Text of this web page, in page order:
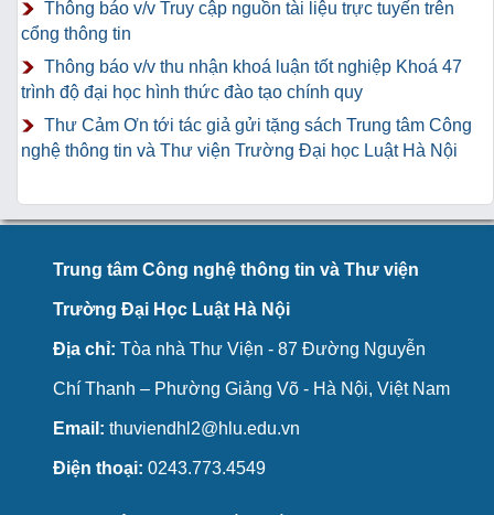
Thông báo v/v Truy cập nguồn tài liệu trực tuyến trên
cổng thông tin
Thông báo v/v thu nhận khoá luận tốt nghiệp Khoá 47
trình độ đại học hình thức đào tạo chính quy
Thư Cảm Ơn tới tác giả gửi tặng sách Trung tâm Công
nghệ thông tin và Thư viện Trường Đại học Luật Hà Nội
Trung tâm Công nghệ thông tin và Thư viện
Trường Đại Học Luật Hà Nội
Địa chỉ: Tòa nhà Thư Viện - 87 Đường Nguyễn
Chí Thanh – Phường Giảng Võ - Hà Nội, Việt Nam
Email: thuviendhl2@hlu.edu.vn
Điện thoại: 0243.773.4549